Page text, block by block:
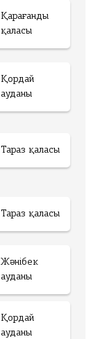
Қарағанды
қаласы
Қордай
ауданы
Тараз қаласы
Тараз қаласы
Жәнібек
ауданы
Қордай
ауданы